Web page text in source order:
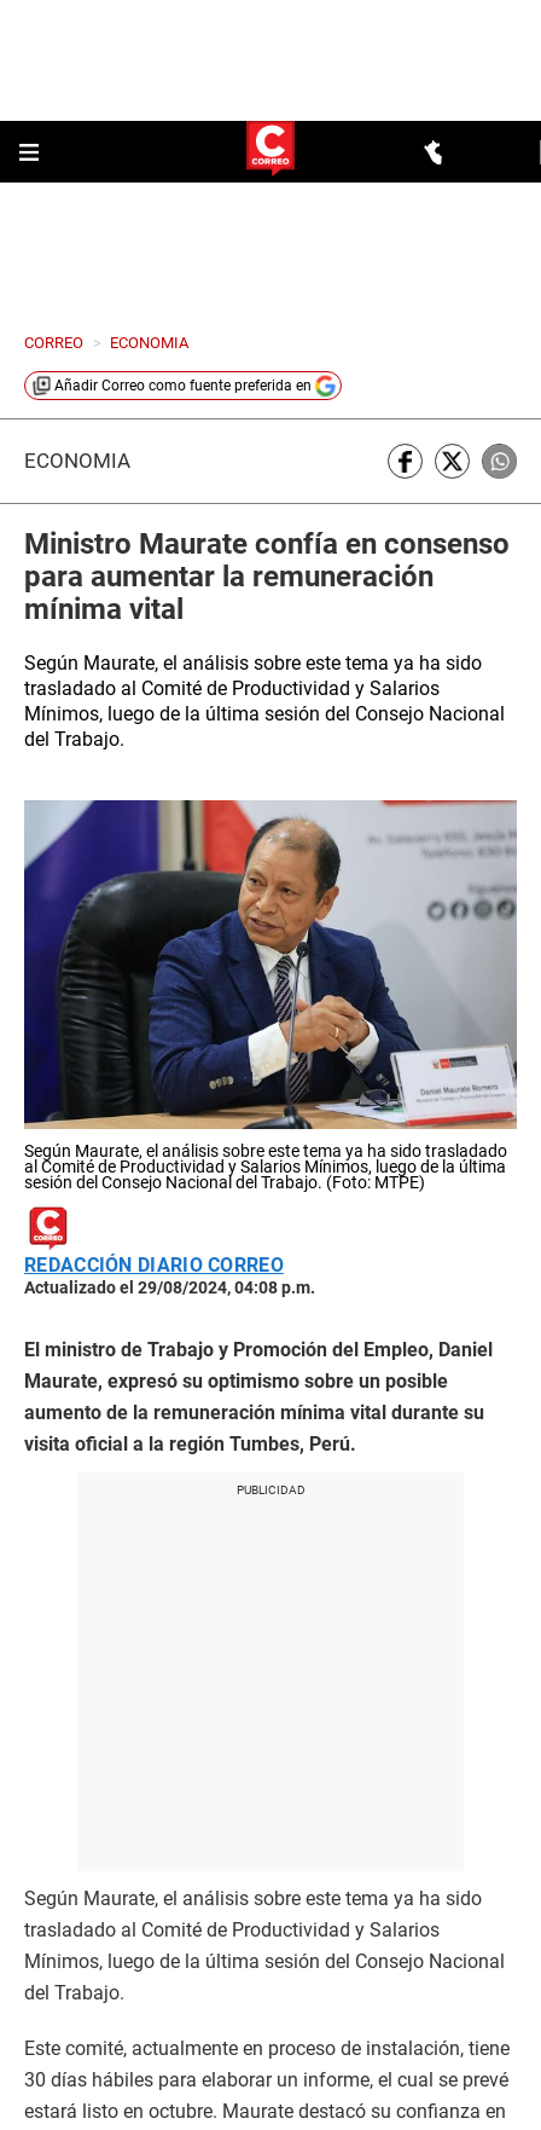
CORREO > ECONOMIA
Añadir Correo como fuente preferida en
ECONOMÍA
Ministro Maurate confía en consenso
para aumentar la remuneración
mínima vital
Según Maurate, el análisis sobre este tema ya ha sido
trasladado al Comité de Productividad y Salarios
Mínimos, luego de la última sesión del Consejo Nacional
del Trabajo.
Según Maurate, el análisis sobre este tema ya ha sido trasladado
al Comité de Productividad y Salarios Mínimos, luego de la última
sesión del Consejo Nacional del Trabajo. (Foto: MTPE)
REDACCIÓN DIARIO CORREO
Actualizado el 29/08/2024, 04:08 p.m.
El ministro de Trabajo y Promoción del Empleo, Daniel
Maurate, expresó su optimismo sobre un posible
aumento de la remuneración mínima vital durante su
visita oficial a la región Tumbes, Perú.
Según Maurate, el análisis sobre este tema ya ha sido
trasladado al Comité de Productividad y Salarios
Mínimos, luego de la última sesión del Consejo Nacional
del Trabajo.
Este comité, actualmente en proceso de instalación, tiene
30 días hábiles para elaborar un informe, el cual se prevé
estará listo en octubre. Maurate destacó su confianza en